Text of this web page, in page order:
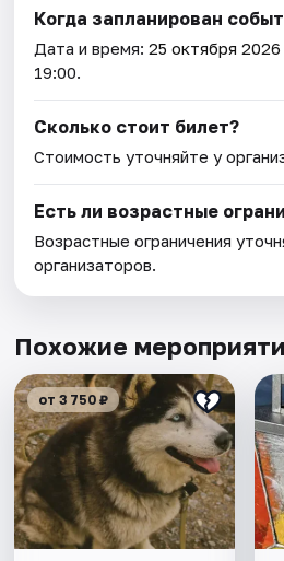
Когда запланирован
Дата и время:25 октября 2026
19:00.
Сколько стоит билет?
Стоимость уточняйте у
Есть ли возрастные
Возрастные ограничения
организаторов.
Похожие
от 3 750 ₽